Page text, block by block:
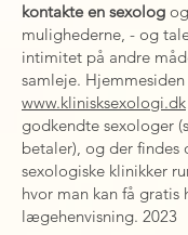
kontakte en sexolog
mulighederne, - og
intimitet på andre
samleje. Hjemmesiden
www.klinisksexologi.dk
godkendte sexologer
betaler), og der findes
sexologiske klinikker
hvor man kan få
lægehenvisning. 2023